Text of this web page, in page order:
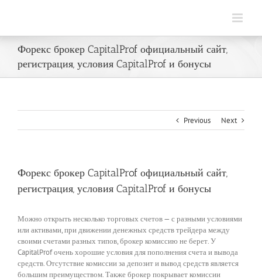
Форекс брокер CapitalProf официальный сайт,
регистрация, условия CapitalProf и бонусы
Previous Next
Форекс брокер CapitalProf официальный сайт,
регистрация, условия CapitalProf и бонусы
Можно открыть несколько торговых счетов — с разными условиями
или активами, при движении денежных средств трейдера между
своими счетами разных типов, брокер комиссию не берет. У
CapitalProf очень хорошие условия для пополнения счета и вывода
средств. Отсутствие комиссии за депозит и вывод средств является
большим преимуществом. Также брокер покрывает комиссии